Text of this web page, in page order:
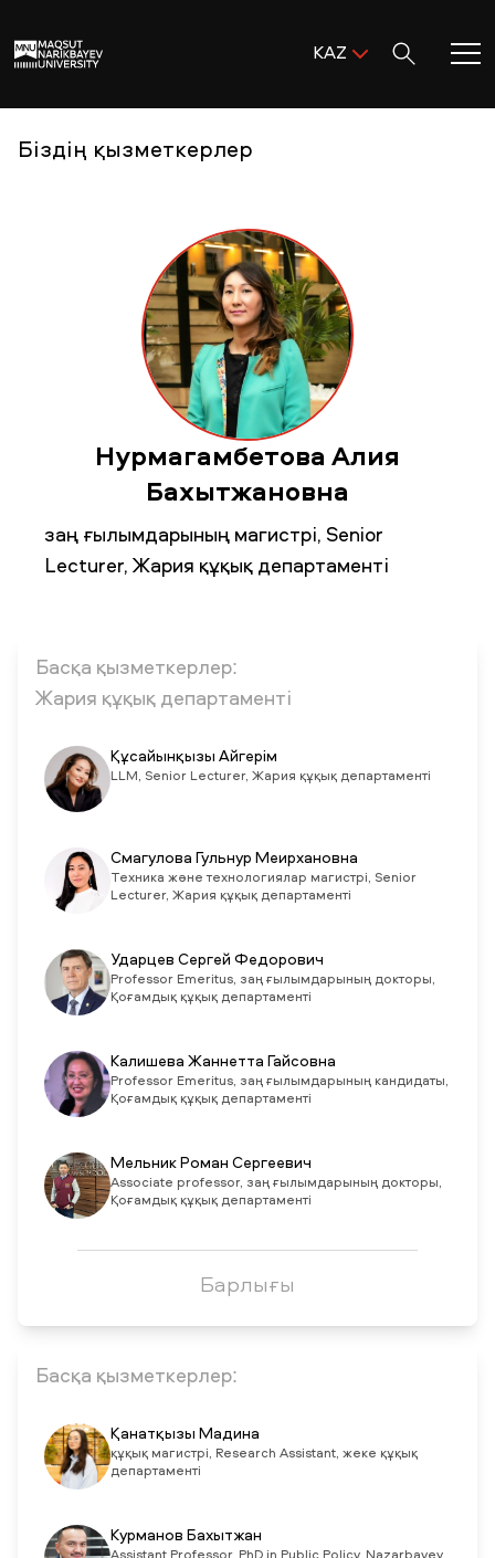
KAZ
Басты бет
Академиялық өмір
Зерттеу және ғылым
Оқуға қабылдау және қолдау
MNU тынысы
ЖАҢАЛЫҚТАРБАҚ БІЗ ТУРАЛЫЖҰМЫС ОРЫНДАРЫҚЫЗМЕТКЕРЛЕР
Біздің қызметкерлер
Нурмагамбетова Алия
Бахытжановна
заң ғылымдарының магистрі, Senior
Lecturer, Жария құқық департаменті
Басқа қызметкерлер:
Жария құқық департаменті
Құсайынқызы Айгерім
LLM, Senior Lecturer, Жария құқық департаменті
Смагулова Гульнур Меирхановна
Техника және технологиялар магистрі, Senior
Lecturer, Жария құқық департаменті
Ударцев Сергей Федорович
Professor Emeritus, заң ғылымдарының докторы,
Қоғамдық құқық департаменті
Калишева Жаннетта Гайсовна
Professor Emeritus, заң ғылымдарының кандидаты,
Қоғамдық құқық департаменті
Мельник Роман Сергеевич
Associate professor, заң ғылымдарының докторы,
Қоғамдық құқық департаменті
Барлығы
Басқа қызметкерлер:
Қанатқызы Мадина
құқық магистрі, Research Assistant, жеке құқық
департаменті
Курманов Бахытжан